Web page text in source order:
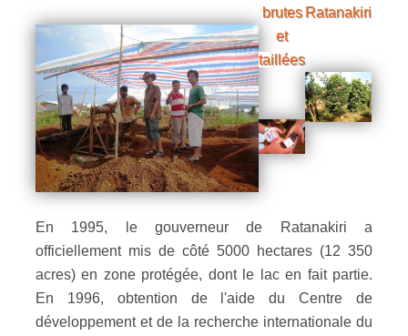
brutes
et
taillées
Ratanakiri
En 1995, le gouverneur de Ratanakiri a
officiellement mis de côté 5000 hectares (12 350
acres) en zone protégée, dont le lac en fait partie.
En 1996, obtention de l'aide du Centre de
développement et de la recherche internationale du